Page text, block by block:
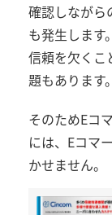
確認しながら
も発生します
信頼を欠くこ
題もあります。
そのためEコ
には、Eコマ
かせません。